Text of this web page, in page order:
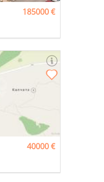
185000 €
40000 €